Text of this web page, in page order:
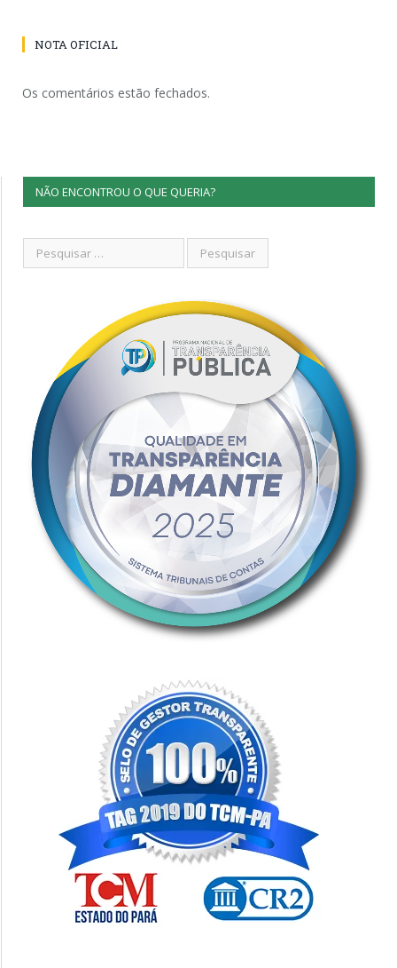
NOTA OFICIAL
Os comentários estão fechados.
NÃO ENCONTROU O QUE QUERIA?